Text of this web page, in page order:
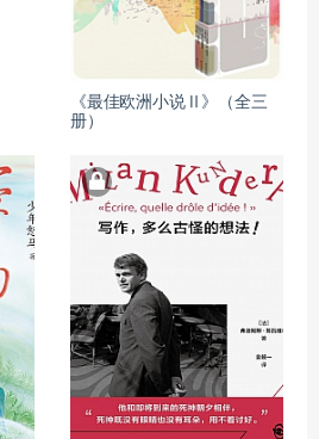
《最佳欧洲小说Ⅱ》（全三
册）